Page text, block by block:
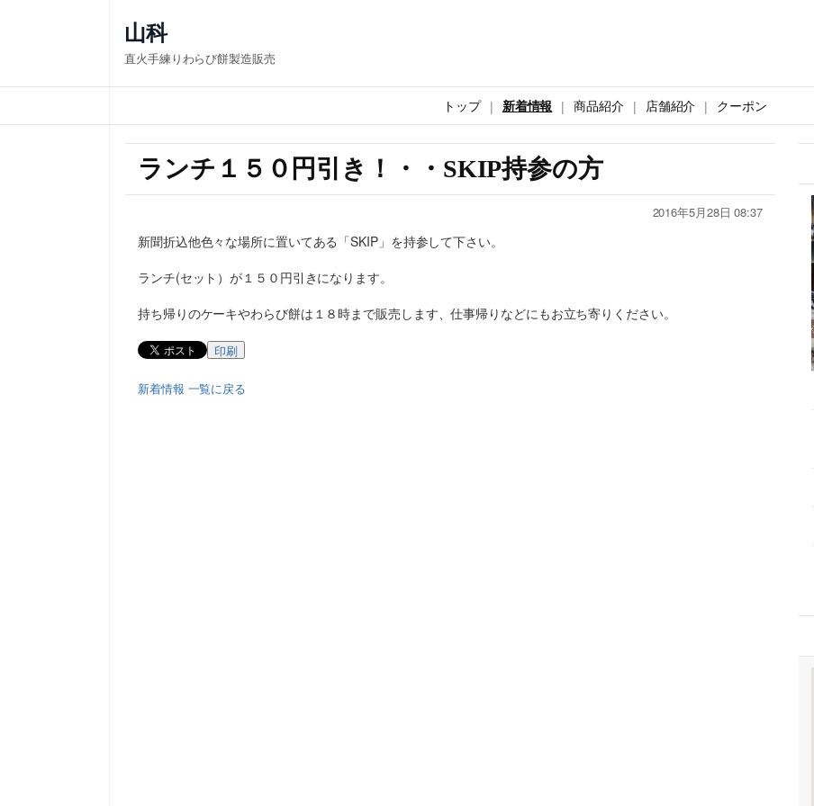
山科
直火手練りわらび餅製造販売
トップ 新着情報 商品紹介 店舗紹介 クーポン
ランチ１５０円引き！・・SKIP持参の方
2016年5月28日 08:37
新聞折込他色々な場所に置いてある「SKIP」を持参して下さい。
ランチ(セット）が１５０円引きになります。
持ち帰りのケーキやわらび餅は１８時まで販売します、仕事帰りなどにもお立ち寄りください。
印刷
新着情報 一覧に戻る